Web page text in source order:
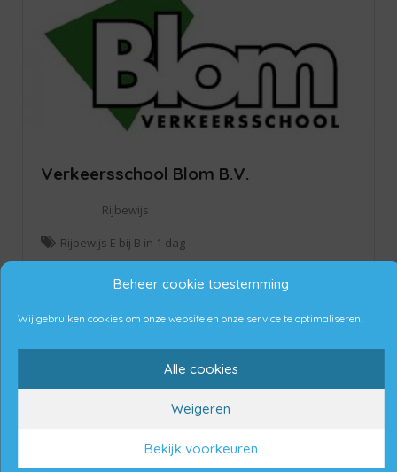
Beheer cookie toestemming
Wij gebruiken cookies om onze website en onze service te optimaliseren.
Alle cookies
Weigeren
Bekijk voorkeuren
Verkeersschool Blom B.V.
Rijbewijs
Rijbewijs E bij B in 1 dag
Hoevenseweg 39D, 4877 LA Etten-Leur, Nederland